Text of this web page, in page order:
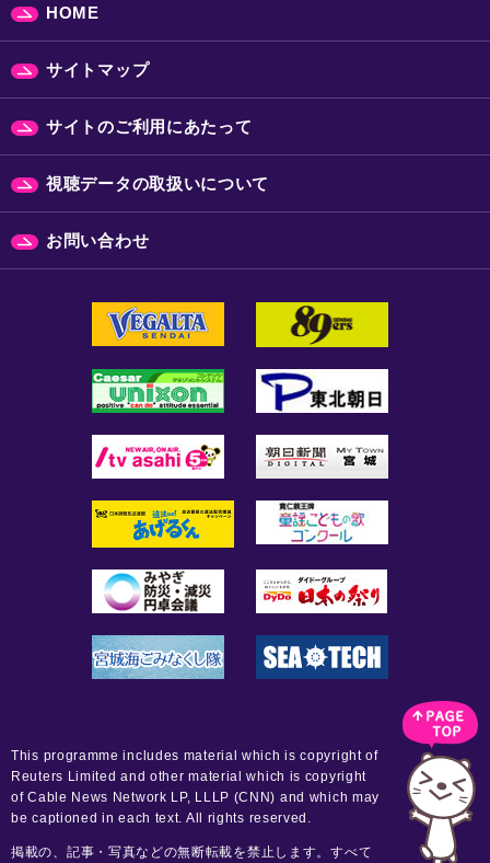
HOME
サイトマップ
サイトのご利用にあたって
視聴データの取扱いについて
お問い合わせ
This programme includes material which is copyright of
Reuters Limited and other material which is copyright
of Cable News Network LP, LLLP (CNN) and which may
be captioned in each text. All rights reserved.
掲載の、記事・写真などの無断転載を禁止します。すべて